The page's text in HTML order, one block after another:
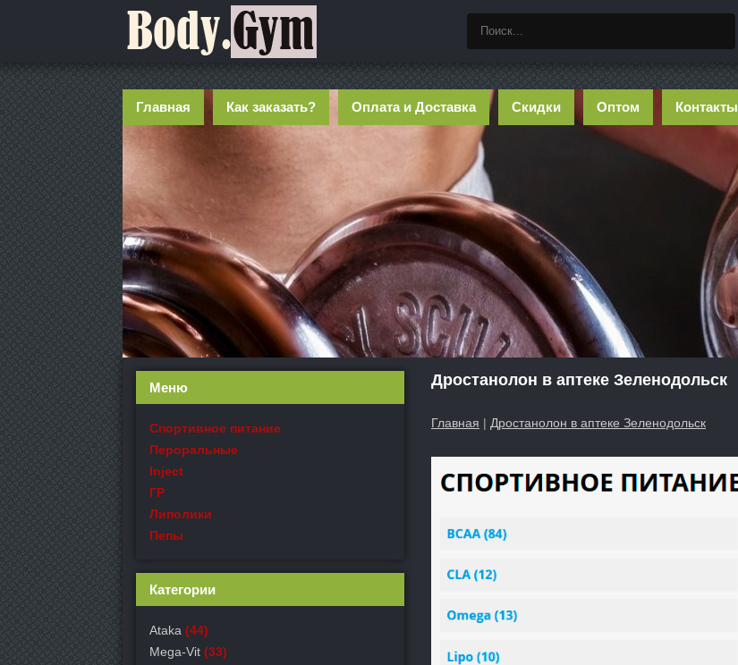
Главная Как заказать? Оплата и Доставка Скидки Оптом Контакты
Дростанолон в аптеке Зеленодольск
Главная | Дростанолон в аптеке Зеленодольск
Меню
Спортивное питание
Пероральные
Inject
ГР
Липолики
Пепы
Категории
Ataka (44)
Mega-Vit (33)